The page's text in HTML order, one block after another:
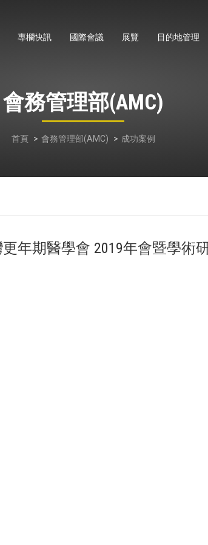
專欄快訊 國際會議 展覽 目的地管理
會務管理部(AMC)
首頁 會務管理部(AMC) 成功案例
更年期醫學會 2019年會暨學術